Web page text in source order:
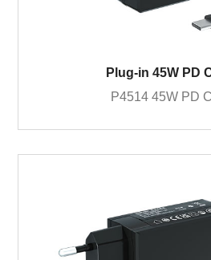
Plug-in 45W PD
P4514 45W PD